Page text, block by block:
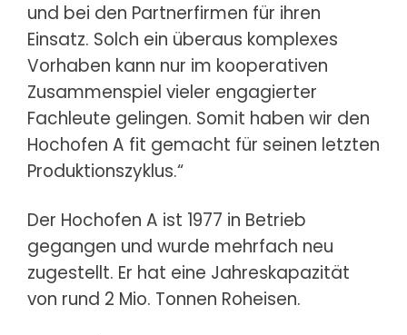
und bei den Partnerfirmen für ihren
Einsatz. Solch ein überaus komplexes
Vorhaben kann nur im kooperativen
Zusammenspiel vieler engagierter
Fachleute gelingen. Somit haben wir den
Hochofen A fit gemacht für seinen letzten
Produktionszyklus.“
Der Hochofen A ist 1977 in Betrieb
gegangen und wurde mehrfach neu
zugestellt. Er hat eine Jahreskapazität
von rund 2 Mio. Tonnen Roheisen.